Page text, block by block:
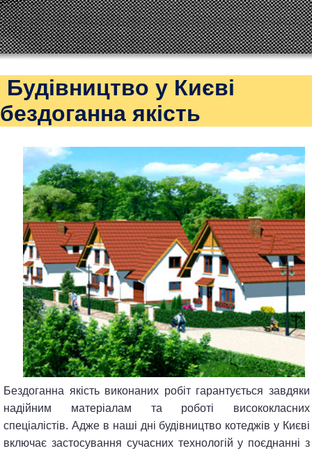
Будівництво у Києві
бездоганна якість
Бездоганна якість виконаних робіт гарантується завдяки
надійним матеріалам та роботі висококласних
спеціалістів. Адже в наші дні будівництво котеджів у Києві
включає застосування сучасних технологій у поєднанні з